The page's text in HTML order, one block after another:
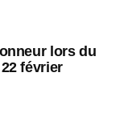
lors du
février